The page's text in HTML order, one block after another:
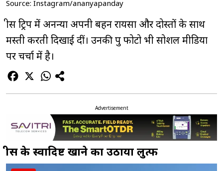
Source: Instagram/ananyapanday
ग्रीस ट्रिप में अनन्या अपनी बहन रायसा और दोस्तों के साथ
मस्ती करती दिखाई दीं। उनकी ग्रुप फोटो भी सोशल मीडिया
पर चर्चा में है।
Advertisement
ग्रीस के स्वादिष्ट खाने का उठाया लुत्फ